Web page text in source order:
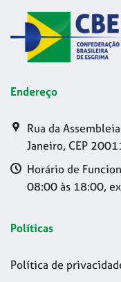
Endereço
Rua da
Janeiro, CEP
Horário de
08:00 às 18:00,
Políticas
Política de